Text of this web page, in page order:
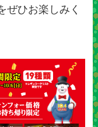
ぜひお楽しみく